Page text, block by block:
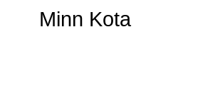
Minn Kota